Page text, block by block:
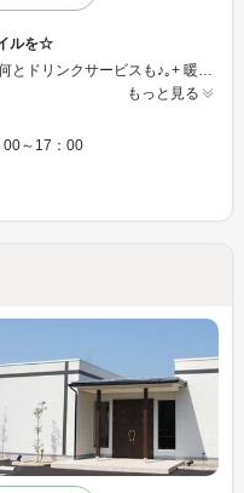
ルを☆
気軽に寄れるサロンです*｡ 待ち時間には何とドリンクサービスも♪｡+ 暖かなホスピタリティでお客様をお迎えします☆:｡*
もっと見る
～17：00